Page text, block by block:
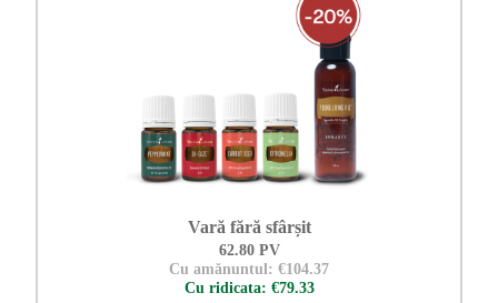
Vară fără sfârșit
62.80 PV
Cu amănuntul: €104.37
Cu ridicata: €79.33